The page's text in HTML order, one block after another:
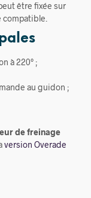
être fixée sur
compatible.
à 220° ;
au guidon ;
de freinage
version Overade